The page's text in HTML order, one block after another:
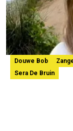
Douwe Bob
Sera De Bruin